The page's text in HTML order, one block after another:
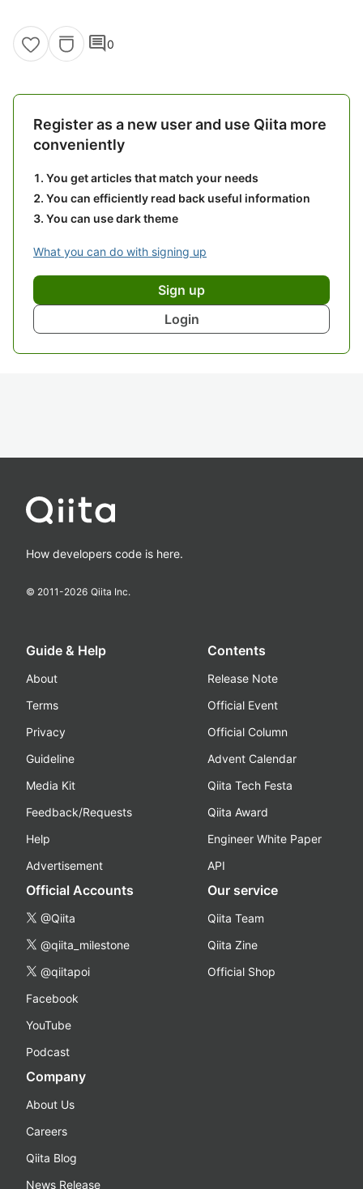
comment0
Register as a new user and use Qiita more
conveniently
You get articles that match your needs
You can efficiently read back useful information
You can use dark theme
What you can do with signing up
Sign up
Login
How developers code is here.
© 2011-2026 Qiita Inc.
Guide & Help
About
Terms
Privacy
Guideline
Media Kit
Feedback/Requests
Help
Advertisement
Contents
Release Note
Official Event
Official Column
Advent Calendar
Qiita Tech Festa
Qiita Award
Engineer White Paper
API
Official Accounts
@Qiita
@qiita_milestone
@qiitapoi
Facebook
YouTube
Podcast
Our service
Qiita Team
Qiita Zine
Official Shop
Company
About Us
Careers
Qiita Blog
News Release